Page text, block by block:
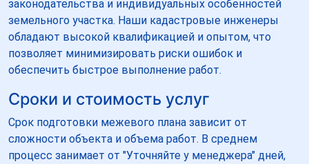
законодательства и индивидуальных особенностей
земельного участка. Наши кадастровые инженеры
обладают высокой квалификацией и опытом, что
позволяет минимизировать риски ошибок и
обеспечить быстрое выполнение работ.
Сроки и стоимость услуг
Срок подготовки межевого плана зависит от
сложности объекта и объема работ. В среднем
процесс занимает от "Уточняйте у менеджера" дней,